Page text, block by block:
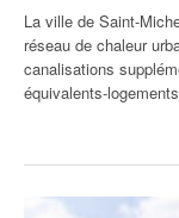
La ville de Saint-
réseau de chaleur
canalisations
équivalents-